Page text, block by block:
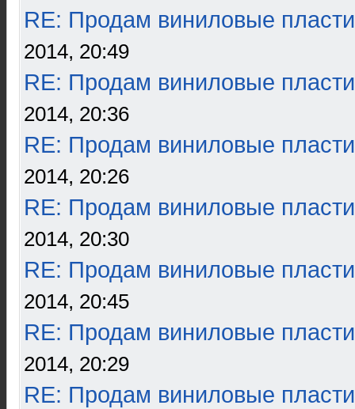
RE: Продам виниловые
2014, 20:49
RE: Продам виниловые
2014, 20:36
RE: Продам виниловые
2014, 20:26
RE: Продам виниловые
2014, 20:30
RE: Продам виниловые
2014, 20:45
RE: Продам виниловые
2014, 20:29
RE: Продам виниловые